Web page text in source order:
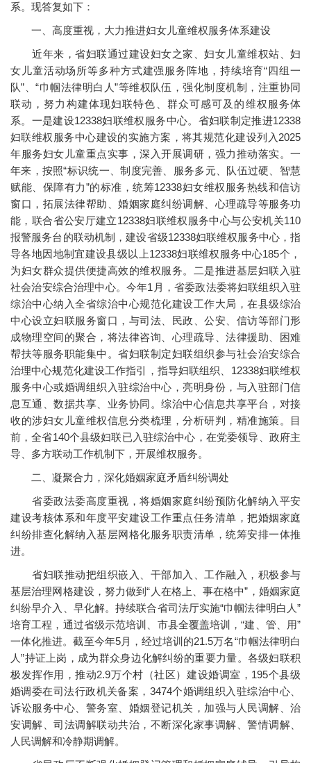
系。现答复如下：
一、高度重视，大力推进妇女儿童维权服务体系建设
近年来，省妇联通过建设妇女之家、妇女儿童维权站、妇
女儿童活动场所等多种方式建强服务阵地，持续培育“四组一
队”、“巾帼法律明白人”等维权队伍，强化制度机制，注重协同
联动，努力构建体现妇联特色、群众可感可及的维权服务体
系。一是建设12338妇联维权服务中心。省妇联制定推进12338
妇联维权服务中心建设的实施方案，将其规范化建设列入2025
年服务妇女儿童重点实事，深入开展调研，强力推动落实。一
年来，按照“标识统一、制度完善、服务多元、队伍过硬、智慧
赋能、保障有力”的标准，统筹12338妇女维权服务热线和信访
窗口，拓展法律帮助、婚姻家庭纠纷调解、心理疏导等服务功
能，联合省公安厅建立12338妇联维权服务中心与公安机关110
报警服务台的联动机制，建设省级12338妇联维权服务中心，指
导各地因地制宜建设县级以上12338妇联维权服务中心185个，
为妇女群众提供便捷高效的维权服务。二是推进基层妇联入驻
社会治安综合治理中心。今年1月，省委政法委将妇联组织入驻
综治中心纳入全省综治中心规范化建设工作大局，在县级综治
中心设立妇联服务窗口，与司法、民政、公安、信访等部门形
成物理空间的聚合，将法律咨询、心理疏导、法律援助、困难
帮扶等服务职能集中。省妇联制定妇联组织参与社会治安综合
治理中心规范化建设工作指引，指导妇联组织、12338妇联维权
服务中心或婚调组织入驻综治中心，亮明身份，与入驻部门信
息互通、数据共享、业务协同。综治中心信息共享平台，对接
收的涉妇女儿童维权信息分类梳理，分析研判，精准施策。目
前，全省140个县级妇联已入驻综治中心，在党委领导、政府主
导、多方联动工作机制下，开展维权服务。
二、凝聚合力，深化婚姻家庭矛盾纠纷调处
省委政法委高度重视，将婚姻家庭纠纷预防化解纳入平安
建设考核体系和年度平安建设工作重点任务清单，把婚姻家庭
纠纷排查化解纳入基层网格化服务职责清单，统筹安排一体推
进。
省妇联推动把组织嵌入、干部加入、工作融入，积极参与
基层治理网格建设，努力做到“人在格上、事在格中”，婚姻家庭
纠纷早介入、早化解。持续联合省司法厅实施“巾帼法律明白人”
培育工程，通过省级示范培训、市县全覆盖培训，“建、管、用”
一体化推进。截至今年5月，经过培训的21.5万名“巾帼法律明白
人”持证上岗，成为群众身边化解纠纷的重要力量。各级妇联积
极发挥作用，推动2.9万个村（社区）建设婚调室，195个县级
婚调委在司法行政机关备案，3474个婚调组织入驻综治中心、
诉讼服务中心、警务室、婚姻登记机关，加强与人民调解、治
安调解、司法调解联动共治，不断深化家事调解、警情调解、
人民调解和冷静期调解。